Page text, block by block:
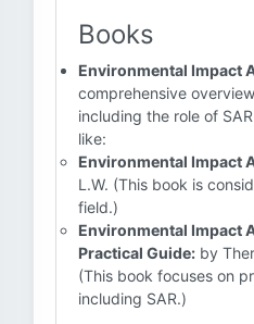
Books
Environmental Impact
comprehensive
including the role of
like:
Environmental Impact
L.W. (This book is
field.)
Environmental Impact
Practical Guide: by
(This book focuses on
including SAR.)